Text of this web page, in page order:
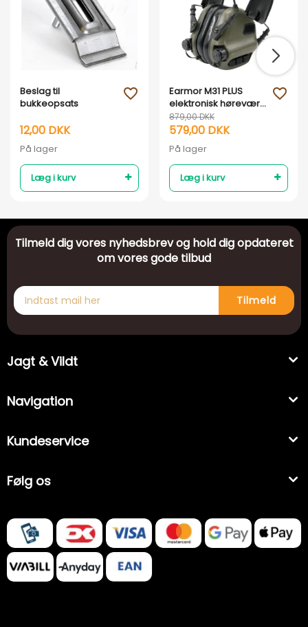
Beslag til
bukkeopsats
12,00 DKK
På lager
Læg i kurv
favorite_outline
Earmor M31 PLUS
elektronisk høreværn
- Armygrøn
879,00 DKK
579,00 DKK
På lager
Læg i kurv
favorite_outline
Tilmeld dig vores nyhedsbrev og hold dig opdateret
om vores gode tilbud
Tilmeld
Jagt & Vildt
Navigation
Kundeservice
Følg os